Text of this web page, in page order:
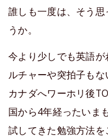
誰しも一度は、そう
うか。
今より少しでも英語
ルチャーや突拍子も
カナダへワーホリ後
国から4年経ったいま
試してきた勉強方法を